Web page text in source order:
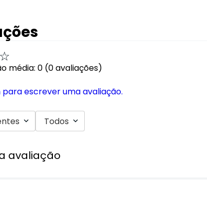
☆
média: 0 (0 avaliações)
para escrever uma avaliação.
Todos
avaliação